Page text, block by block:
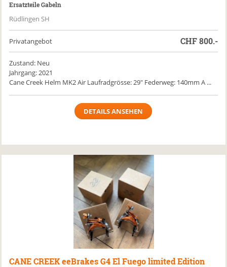
Ersatzteile Gabeln
Rüdlingen SH
Privatangebot CHF800.-
Zustand: Neu
Jahrgang: 2021
Cane Creek Helm MK2 Air Laufradgrösse: 29" Federweg: 140mm A ...
DETAILS ANSEHEN
CANE CREEK eeBrakes G4 El Fuego limited Edition